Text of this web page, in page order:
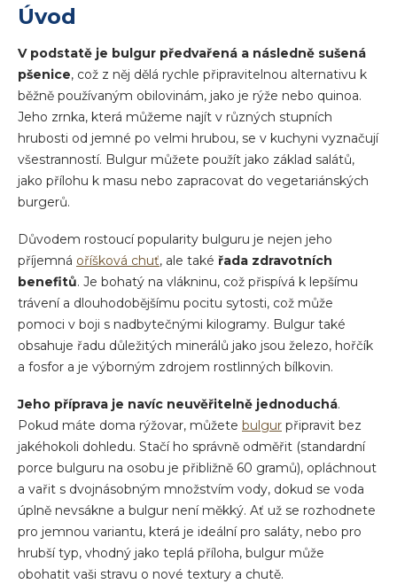
Úvod
V podstatě je bulgur předvařená a následně sušená
pšenice, což z něj dělá rychle připravitelnou alternativu k
běžně používaným obilovinám, jako je rýže nebo quinoa.
Jeho zrnka, která můžeme najít v různých stupních
hrubosti od jemné po velmi hrubou, se v kuchyni vyznačují
všestranností. Bulgur můžete použít jako základ salátů,
jako přílohu k masu nebo zapracovat do vegetariánských
burgerů.
Důvodem rostoucí popularity bulguru je nejen jeho
příjemná oříšková chuť, ale také řada zdravotních
benefitů. Je bohatý na vlákninu, což přispívá k lepšímu
trávení a dlouhodobějšímu pocitu sytosti, což může
pomoci v boji s nadbytečnými kilogramy. Bulgur také
obsahuje řadu důležitých minerálů jako jsou železo, hořčík
a fosfor a je výborným zdrojem rostlinných bílkovin.
Jeho příprava je navíc neuvěřitelně jednoduchá.
Pokud máte doma rýžovar, můžete bulgur připravit bez
jakéhokoli dohledu. Stačí ho správně odměřit (standardní
porce bulguru na osobu je přibližně 60 gramů), opláchnout
a vařit s dvojnásobným množstvím vody, dokud se voda
úplně nevsákne a bulgur není měkký. Ať už se rozhodnete
pro jemnou variantu, která je ideální pro saláty, nebo pro
hrubší typ, vhodný jako teplá příloha, bulgur může
obohatit vaši stravu o nové textury a chutě.